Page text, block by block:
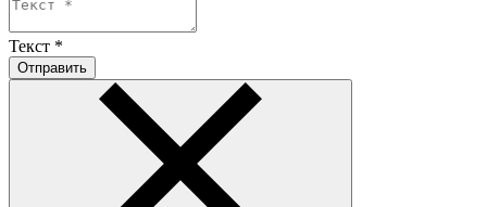
Текст *
Отправить